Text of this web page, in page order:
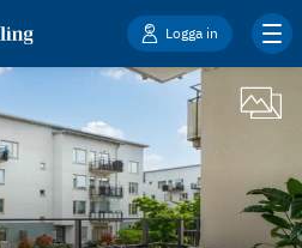
Logga in